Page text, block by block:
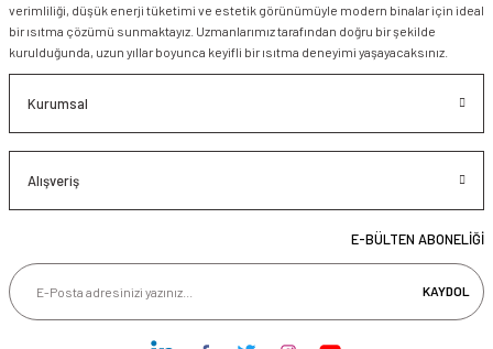
verimliliği, düşük enerji tüketimi ve estetik görünümüyle modern binalar için ideal
bir ısıtma çözümü sunmaktayız. Uzmanlarımız tarafından doğru bir şekilde
kurulduğunda, uzun yıllar boyunca keyifli bir ısıtma deneyimi yaşayacaksınız.
Kurumsal
Alışveriş
E-BÜLTEN ABONELİĞİ
KAYDOL